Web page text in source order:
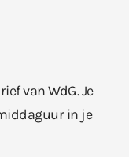
van WdG. Je
in je